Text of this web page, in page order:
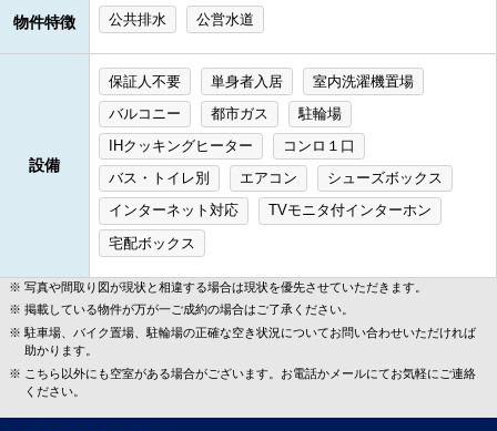
物件特徴 公共排水 公営水道
設備
保証人不要 単身者入居
室内洗濯機置場
バルコニー
都市ガス
駐輪場
IHクッキングヒーター
コンロ１口
バス・トイレ別
エアコン
シューズボックス
インターネット対応
TVモニタ付インターホン
宅配ボックス
写真や間取り図が現状と相違する場合は現状を優先させていただきます。
掲載している物件が万が一ご成約の場合はご了承ください。
駐車場、バイク置場、駐輪場の正確な空き状況についてお問い合わせいただければ
助かります。
こちら以外にも空室がある場合がございます。お電話かメールにてお気軽にご連絡
ください。